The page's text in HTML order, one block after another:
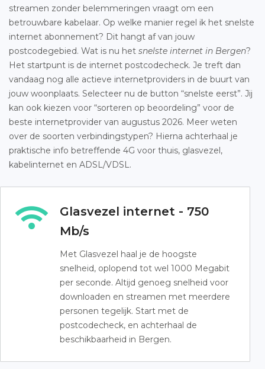
streamen zonder belemmeringen vraagt om een
betrouwbare kabelaar. Op welke manier regel ik het snelste
internet abonnement? Dit hangt af van jouw
postcodegebied. Wat is nu het snelste internet in Bergen?
Het startpunt is de internet postcodecheck. Je treft dan
vandaag nog alle actieve internetproviders in de buurt van
jouw woonplaats. Selecteer nu de button “snelste eerst”. Jij
kan ook kiezen voor “sorteren op beoordeling” voor de
beste internetprovider van augustus 2026. Meer weten
over de soorten verbindingstypen? Hierna achterhaal je
praktische info betreffende 4G voor thuis, glasvezel,
kabelinternet en ADSL/VDSL.
Glasvezel internet - 750
Mb/s
Met Glasvezel haal je de hoogste
snelheid, oplopend tot wel 1000 Megabit
per seconde. Altijd genoeg snelheid voor
downloaden en streamen met meerdere
personen tegelijk. Start met de
postcodecheck, en achterhaal de
beschikbaarheid in Bergen.